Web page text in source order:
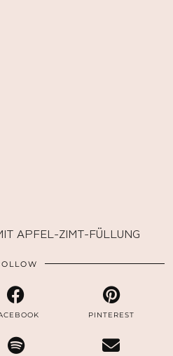
APFEL-ZIMT-FÜLLUNG
PINTEREST